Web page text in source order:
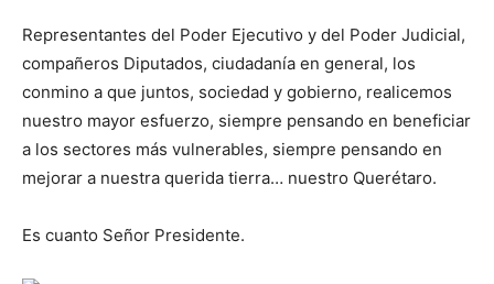
Representantes del Poder Ejecutivo y del Poder Judicial,
compañeros Diputados, ciudadanía en general, los
conmino a que juntos, sociedad y gobierno, realicemos
nuestro mayor esfuerzo, siempre pensando en beneficiar
a los sectores más vulnerables, siempre pensando en
mejorar a nuestra querida tierra… nuestro Querétaro.
Es cuanto Señor Presidente.